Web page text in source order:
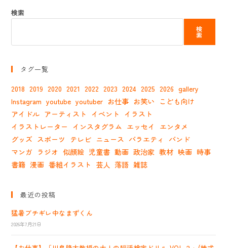
検索
検
索
タグ一覧
2018 2019 2020 2021 2022 2023 2024 2025 2026 gallery
Instagram youtube youtuber お仕事 お笑い こども向け
アイドル アーティスト イベント
イラスト
イラストレーター
インスタグラム エッセイ
エンタメ
グッズ スポーツ テレビ ニュース バラエティ
バンド
マンガ ラジオ 似顔絵 児童書 動画 政治家 教材 映画 時事
書籍 漫画 番組イラスト 芸人 落語 雑誌
最近の投稿
猛暑ブチギレ中なまずくん
2026年7月21日